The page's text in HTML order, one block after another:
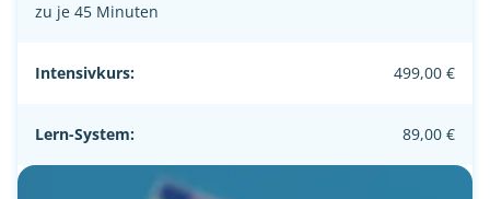
zu je 45 Minuten
Intensivkurs: 499,00 €
Lern-System: 89,00 €